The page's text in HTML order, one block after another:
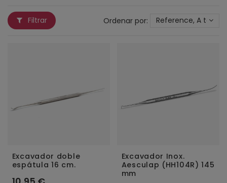
Filtrar Ordenar por: Reference, A to Z
Excavador doble
espátula 16 cm.
Excavador Inox.
Aesculap (HH104R) 145
mm